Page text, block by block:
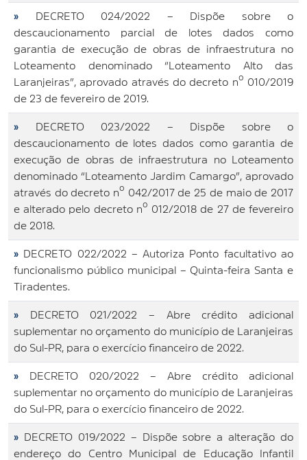
»
DECRETO 024/2022 – Dispõe sobre o
descaucionamento parcial de lotes dados como
garantia de execução de obras de infraestrutura no
Loteamento denominado “Loteamento Alto das
Laranjeiras”, aprovado através do decreto nº 010/2019
de 23 de fevereiro de 2019.
»
DECRETO 023/2022 – Dispõe sobre o
descaucionamento de lotes dados como garantia de
execução de obras de infraestrutura no Loteamento
denominado “Loteamento Jardim Camargo”, aprovado
através do decreto nº 042/2017 de 25 de maio de 2017
e alterado pelo decreto nº 012/2018 de 27 de fevereiro
de 2018.
» DECRETO 022/2022 – Autoriza Ponto facultativo ao
funcionalismo público municipal – Quinta-feira Santa e
Tiradentes.
»
DECRETO 021/2022 – Abre crédito adicional
suplementar no orçamento do município de Laranjeiras
do Sul-PR, para o exercício financeiro de 2022.
»
DECRETO 020/2022 – Abre crédito adicional
suplementar no orçamento do município de Laranjeiras
do Sul-PR, para o exercício financeiro de 2022.
»
DECRETO 019/2022 – Dispõe sobre a alteração do
endereço do Centro Municipal de Educação Infantil